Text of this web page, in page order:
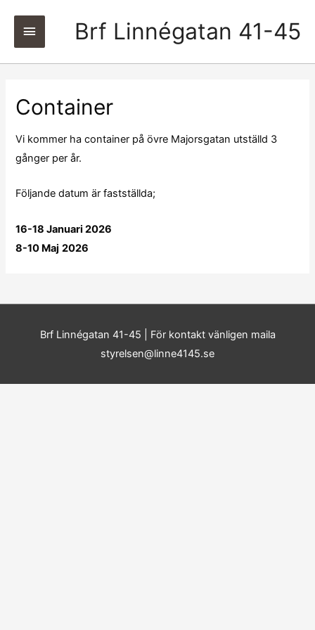
Brf Linnégatan 41-45
Huvudmeny
Container
Vi kommer ha container på övre Majorsgatan utställd 3
gånger per år.
Följande datum är fastställda;
16-18 Januari 2026
8-10 Maj 2026
Brf Linnégatan 41-45 | För kontakt vänligen maila
styrelsen@linne4145.se